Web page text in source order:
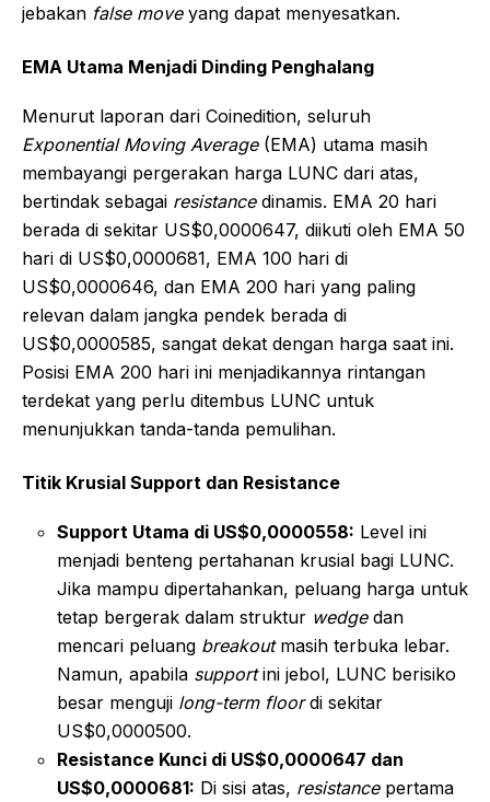
jebakan false moveyang dapat menyesatkan.
EMA Utama Menjadi Dinding Penghalang
Menurut laporan dari Coinedition, seluruh
Exponential Moving Average(EMA) utama masih
membayangi pergerakan harga LUNC dari atas,
bertindak sebagai resistancedinamis. EMA 20 hari
berada di sekitar US$0,0000647, diikuti oleh EMA 50
hari di US$0,0000681, EMA 100 hari di
US$0,0000646, dan EMA 200 hari yang paling
relevan dalam jangka pendek berada di
US$0,0000585, sangat dekat dengan harga saat ini.
Posisi EMA 200 hari ini menjadikannya rintangan
terdekat yang perlu ditembus LUNC untuk
menunjukkan tanda-tanda pemulihan.
Titik Krusial Support dan Resistance
Support Utama di US$0,0000558: Level ini
menjadi benteng pertahanan krusial bagi LUNC.
Jika mampu dipertahankan, peluang harga untuk
tetap bergerak dalam struktur wedgedan
mencari peluang breakoutmasih terbuka lebar.
Namun, apabila supportini jebol, LUNC berisiko
besar menguji long-term floordi sekitar
US$0,0000500.
Resistance Kunci di US$0,0000647 dan
US$0,0000681: Di sisi atas, resistancepertama